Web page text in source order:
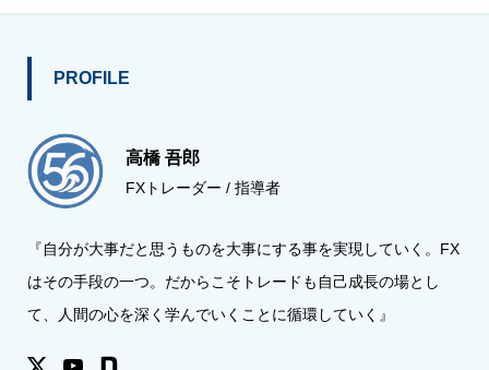
PROFILE
高橋 吾郎
FXトレーダー / 指導者
『自分が大事だと思うものを大事にする事を実現していく。FX
はその手段の一つ。だからこそトレードも自己成長の場とし
て、人間の心を深く学んでいくことに循環していく』